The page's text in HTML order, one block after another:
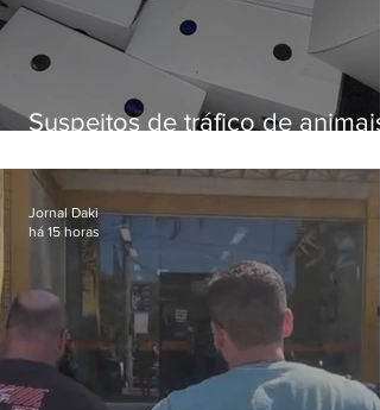
Suspeitos de tráfico de animais
aves
Jornal Daki
há 15 horas